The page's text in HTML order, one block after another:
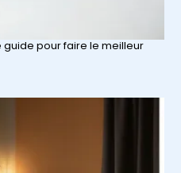
pour faire le meilleur